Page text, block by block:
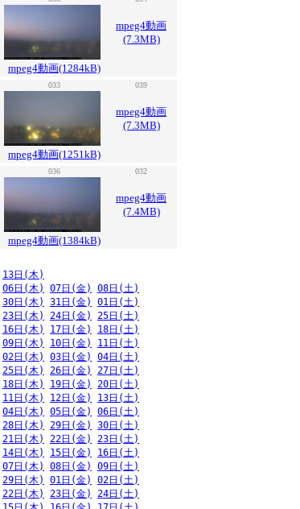
mpeg4動画
(7.3MB)
mpeg4動画(1284kB)
033 039
mpeg4動画
(7.3MB)
mpeg4動画(1251kB)
036 032
mpeg4動画
(7.4MB)
mpeg4動画(1384kB)
13日(木)
06日(木) 07日(金)
08日(土)
30日(木) 31日(金)
01日(土)
23日(木) 24日(金)
25日(土)
16日(木) 17日(金)
18日(土)
09日(木) 10日(金)
11日(土)
02日(木) 03日(金)
04日(土)
25日(木) 26日(金)
27日(土)
18日(木) 19日(金)
20日(土)
11日(木) 12日(金)
13日(土)
04日(木) 05日(金)
06日(土)
28日(木) 29日(金)
30日(土)
21日(木) 22日(金)
23日(土)
14日(木) 15日(金)
16日(土)
07日(木) 08日(金)
09日(土)
29日(木) 01日(金)
02日(土)
22日(木) 23日(金)
24日(土)